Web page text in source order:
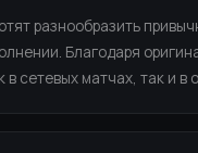
разнообразить
Благодаря
сетевых матчах, так и в